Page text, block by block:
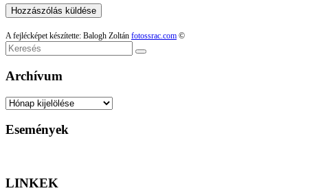
A fejlécképet készítette: Balogh Zoltán fotossrac.com ©
Keresés
Archívum
Archívum
Események
LINKEK